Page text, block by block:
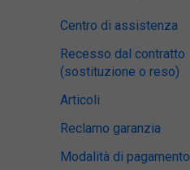
Centro di assistenza
Recesso dal contratto
(sostituzione o reso)
Articoli
Reclamo garanzia
Modalità di pagamento